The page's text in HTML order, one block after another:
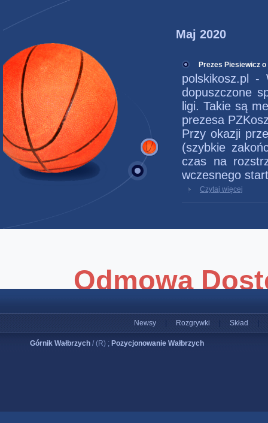
Maj 2020
Prezes Piesiewicz
polskikosz.pl -
dopuszczone
ligi. Takie są
prezesa
Przy okazji
(szybkie
czas na
wczesnego
Czytaj więcej
Newsy Rozgrywki Skład
Górnik Wałbrzych / (R) ; Pozycjonowanie Wałbrzych